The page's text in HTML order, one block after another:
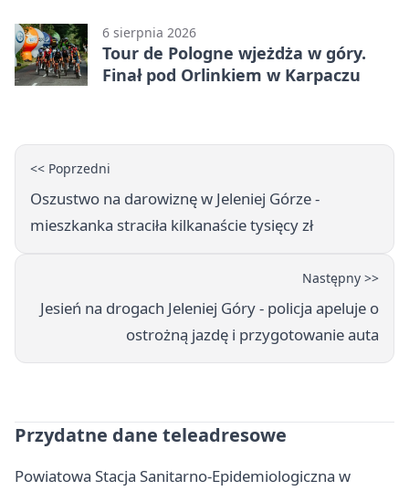
6 sierpnia 2026
Tour de Pologne wjeżdża w góry.
Finał pod Orlinkiem w Karpaczu
<< Poprzedni
Oszustwo na darowiznę w Jeleniej Górze -
mieszkanka straciła kilkanaście tysięcy zł
Następny >>
Jesień na drogach Jeleniej Góry - policja apeluje o
ostrożną jazdę i przygotowanie auta
Przydatne dane teleadresowe
Powiatowa Stacja Sanitarno-Epidemiologiczna w